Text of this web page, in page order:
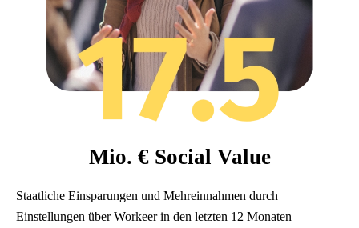
Mio. € Social Value
Staatliche Einsparungen und Mehreinnahmen durch
Einstellungen über Workeer in den letzten 12 Monaten